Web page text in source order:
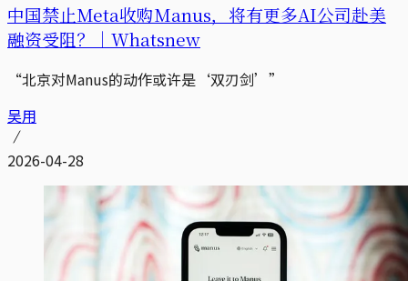
中国禁止Meta收购Manus，将有更多AI公司赴美
融资受阻？｜Whatsnew
“北京对Manus的动作或许是‘双刃剑’”
吴用
2026-04-28